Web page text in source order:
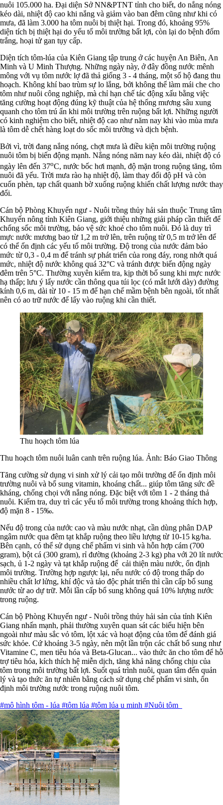
nuôi 105.000 ha. Đại diện Sở NN&PTNT tỉnh cho biết, do nắng nóng
kéo dài, nhiệt độ cao khi nắng và giảm vào ban đêm cũng như khi có
mưa, đã làm 3.000 ha tôm nuôi bị thiệt hại. Trong đó, khoảng 95%
diện tích bị thiệt hại do yếu tố môi trường bất lợi, còn lại do bệnh đốm
trắng, hoại tử gan tụy cấp.
Diện tích tôm-lúa của Kiên Giang tập trung ở các huyện An Biên, An
Minh và U Minh Thượng. Những ngày này, ở đây đồng nước mênh
mông với vụ tôm nước lợ đã thả giống 3 - 4 tháng, một số hộ đang thu
hoạch. Không khí bao trùm sự lo lắng, bởi không thể làm mái che cho
tôm như nuôi công nghiệp, mà chỉ hạn chế tác động xấu bằng việc
tăng cường hoạt động đúng kỹ thuật của hệ thống mương sâu xung
quanh cho tôm trú ẩn khi môi trường trên ruộng bất lợi. Những người
có kinh nghiệm cho biết, nhiệt độ cao như năm nay khi vào mùa mưa
là tôm dễ chết hàng loạt do sốc môi trường và dịch bệnh.
Bởi vì, trời đang nắng nóng, chợt mưa là điều kiện môi trường ruộng
nuôi tôm bị biến động mạnh. Nắng nóng năm nay kéo dài, nhiệt độ có
ngày lên đến 37oC, nước bốc hơi mạnh, độ mặn trong ruộng tăng, tôm
nuôi đã yếu. Trời mưa rào hạ nhiệt độ, làm thay đổi độ pH và còn
cuốn phèn, tạp chất quanh bờ xuống ruộng khiến chất lượng nước thay
đổi.
Cán bộ Phòng Khuyến ngư - Nuôi trồng thủy hải sản thuộc Trung tâm
Khuyến nông tỉnh Kiên Giang, giới thiệu những giải pháp cần thiết để
chống sốc môi trường, bảo vệ sức khoẻ cho tôm nuôi. Đó là duy trì
mực nước mương bao từ 1,2 m trở lên, trên ruộng từ 0,5 m trở lên để
có thể ổn định các yếu tố môi trường. Độ trong của nước đảm bảo
mức từ 0,3 - 0,4 m để tránh sự phát triển của rong đáy, rong nhớt quá
mức, nhiệt độ nước không quá 32°C và tránh được biến động ngày
đêm trên 5°C. Thường xuyên kiểm tra, kịp thời bổ sung khi mực nước
hạ thấp; lưu ý lấy nước cần thông qua túi lọc (có mắt lưới dày) đường
kính 0,6 m, dài từ 10 - 15 m để hạn chế mầm bệnh bên ngoài, tốt nhất
nên có ao trữ nước để lấy vào ruộng khi cần thiết.
Thu hoạch tôm lúa
Thu hoạch tôm nuôi luân canh trên ruộng lúa. Ảnh: Báo Giao Thông
Tăng cường sử dụng vi sinh xử lý cải tạo môi trường để ổn định môi
trường nuôi và bổ sung vitamin, khoáng chất... giúp tôm tăng sức đề
kháng, chống chọi với nắng nóng. Đặc biệt với tôm 1 - 2 tháng thả
nuôi. Kiểm tra, duy trì các yếu tố môi trường trong khoảng thích hợp,
độ mặn 8 - 15‰.
Nếu độ trong của nước cao và màu nước nhạt, cần dùng phân DAP
ngâm nước qua đêm tạt khắp ruộng theo liều lượng từ 10-15 kg/ha.
Bên cạnh, có thể sử dụng chế phẩm vi sinh và hỗn hợp cám (700
gram), bột cá (300 gram), rỉ đường (khoảng 2-3 kg) pha với 20 lít nước
sạch, ủ 1-2 ngày và tạt khắp ruộng để cải thiện màu nước, ổn định
môi trường. Trường hợp ngược lại, nếu nước có độ trong thấp do
nhiều chất lơ lửng, khí độc và tảo độc phát triển thì cần cấp bổ sung
nước từ ao dự trữ. Mỗi lần cấp bổ sung không quá 10% lượng nước
trong ruộng.
Cán bộ Phòng Khuyến ngư - Nuôi trồng thủy hải sản của tỉnh Kiên
Giang nhấn mạnh, phải thường xuyên quan sát các biểu hiện bên
ngoài như màu sắc vỏ tôm, lột xác và hoạt động của tôm để đánh giá
sức khỏe. Cứ khoảng 3-5 ngày, nên một lần trộn các chất bổ sung như
Vitamine C, men tiêu hóa và Beta-Glucan... vào thức ăn cho tôm để hỗ
trợ tiêu hóa, kích thích hệ miễn dịch, tăng khả năng chống chịu của
tôm trong môi trường bất lợi. Suốt quá trình nuôi, quan tâm đến quản
lý và tạo thức ăn tự nhiên bằng cách sử dụng chế phẩm vi sinh, ổn
định môi trường nước trong ruộng nuôi tôm.
#mô hình tôm - lúa #tôm lúa #tôm lúa u minh #Nuôi tôm